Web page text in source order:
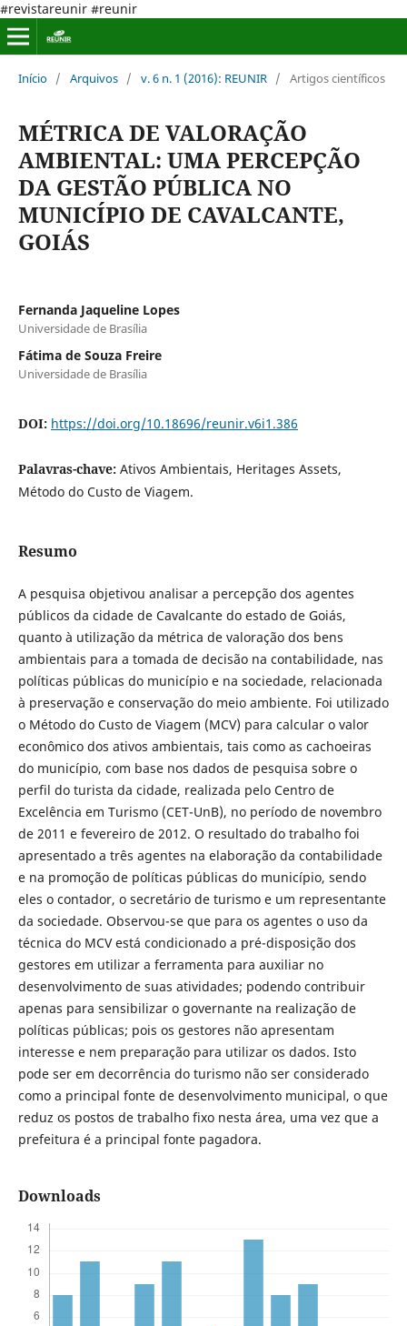
#revistareunir #reunir
Início / Arquivos / v. 6 n. 1 (2016): REUNIR / Artigos científicos
MÉTRICA DE VALORAÇÃO
AMBIENTAL: UMA PERCEPÇÃO
DA GESTÃO PÚBLICA NO
MUNICÍPIO DE CAVALCANTE,
GOIÁS
Fernanda Jaqueline Lopes
Universidade de Brasília
Fátima de Souza Freire
Universidade de Brasília
DOI: https://doi.org/10.18696/reunir.v6i1.386
Palavras-chave: Ativos Ambientais, Heritages Assets,
Método do Custo de Viagem.
Resumo
A pesquisa objetivou analisar a percepção dos agentes
públicos da cidade de Cavalcante do estado de Goiás,
quanto à utilização da métrica de valoração dos bens
ambientais para a tomada de decisão na contabilidade, nas
políticas públicas do município e na sociedade, relacionada
à preservação e conservação do meio ambiente. Foi utilizado
o Método do Custo de Viagem (MCV) para calcular o valor
econômico dos ativos ambientais, tais como as cachoeiras
do município, com base nos dados de pesquisa sobre o
perfil do turista da cidade, realizada pelo Centro de
Excelência em Turismo (CET-UnB), no período de novembro
de 2011 e fevereiro de 2012. O resultado do trabalho foi
apresentado a três agentes na elaboração da contabilidade
e na promoção de políticas públicas do município, sendo
eles o contador, o secretário de turismo e um representante
da sociedade. Observou-se que para os agentes o uso da
técnica do MCV está condicionado a pré-disposição dos
gestores em utilizar a ferramenta para auxiliar no
desenvolvimento de suas atividades; podendo contribuir
apenas para sensibilizar o governante na realização de
políticas públicas; pois os gestores não apresentam
interesse e nem preparação para utilizar os dados. Isto
pode ser em decorrência do turismo não ser considerado
como a principal fonte de desenvolvimento municipal, o que
reduz os postos de trabalho fixo nesta área, uma vez que a
prefeitura é a principal fonte pagadora.
Downloads